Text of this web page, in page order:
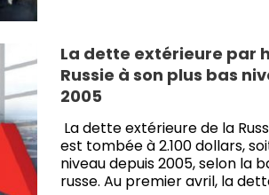
La dette extérieure par
Russie à son plus bas
2005
La dette extérieure de la
est tombée à 2.100 dollars,
niveau depuis 2005, selon la
russe. Au premier avril, la